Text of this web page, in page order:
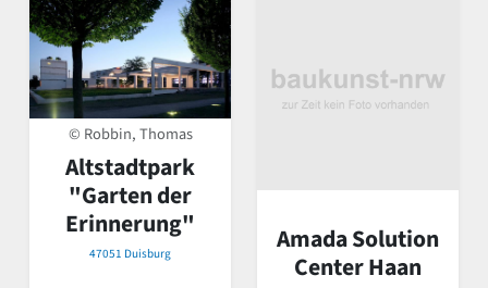
© Robbin, Thomas
Altstadtpark
"Garten der
Erinnerung"
47051 Duisburg
Amada Solution
Center Haan